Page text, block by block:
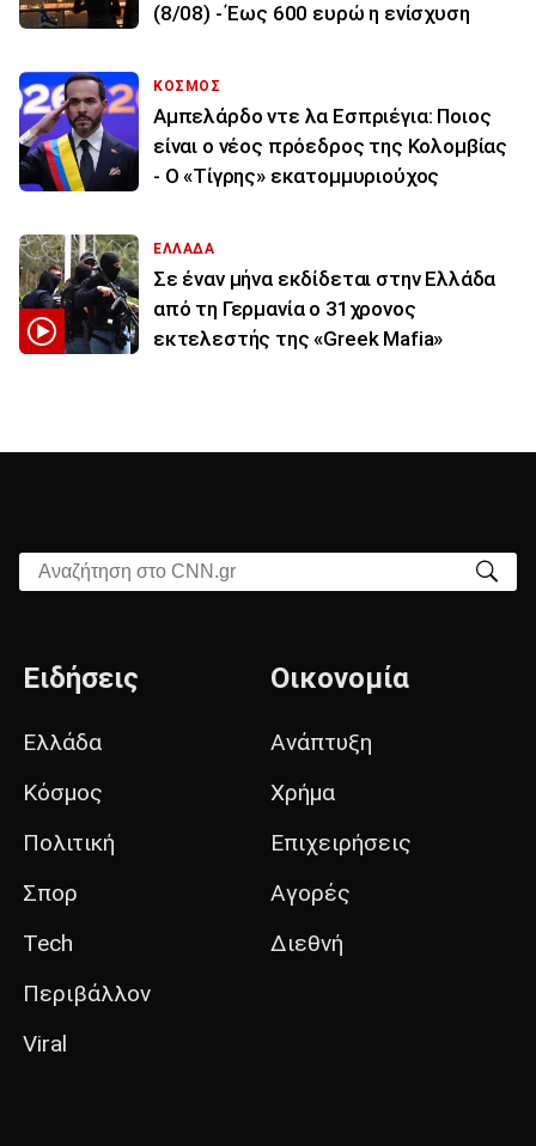
(8/08) - Έως 600 ευρώ η ενίσχυση
ΚΟΣΜΟΣ
Αμπελάρδο ντε λα Εσπριέγια: Ποιος
είναι ο νέος πρόεδρος της Κολομβίας
- Ο «Τίγρης» εκατομμυριούχος
ΕΛΛΑΔΑ
Σε έναν μήνα εκδίδεται στην Ελλάδα
από τη Γερμανία ο 31χρονος
εκτελεστής της «Greek Mafia»
Αναζήτηση στο CNN.gr
Ειδήσεις
Ελλάδα
Κόσμος
Πολιτική
Σπορ
Tech
Περιβάλλον
Viral
Οικονομία
Ανάπτυξη
Χρήμα
Επιχειρήσεις
Αγορές
Διεθνή